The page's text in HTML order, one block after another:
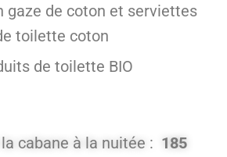
gaze de coton et serviettes
toilette coton
de toilette BIO
cabane à la nuitée : 185